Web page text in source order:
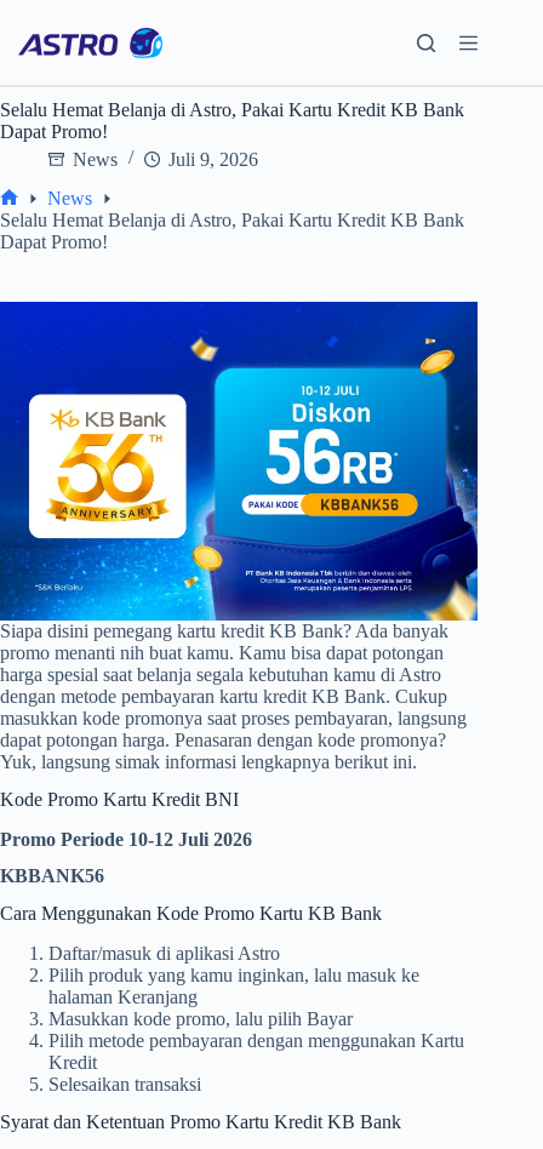
content
Selalu Hemat Belanja di Astro, Pakai Kartu Kredit KB Bank
Dapat Promo!
News
Juli 9, 2026
Home
News
Selalu Hemat Belanja di Astro, Pakai Kartu Kredit KB Bank
Dapat Promo!
Siapa disini pemegang kartu kredit KB Bank? Ada banyak
promo menanti nih buat kamu. Kamu bisa dapat potongan
harga spesial saat belanja segala kebutuhan kamu di Astro
dengan metode pembayaran kartu kredit KB Bank. Cukup
masukkan kode promonya saat proses pembayaran, langsung
dapat potongan harga. Penasaran dengan kode promonya?
Yuk, langsung simak informasi lengkapnya berikut ini.
Kode Promo Kartu Kredit BNI
Promo Periode 10-12 Juli 2026
KBBANK56
Cara Menggunakan Kode Promo Kartu KB Bank
Daftar/masuk di aplikasi Astro
Pilih produk yang kamu inginkan, lalu masuk ke
halaman Keranjang
Masukkan kode promo, lalu pilih Bayar
Pilih metode pembayaran dengan menggunakan Kartu
Kredit
Selesaikan transaksi
Syarat dan Ketentuan Promo Kartu Kredit KB Bank